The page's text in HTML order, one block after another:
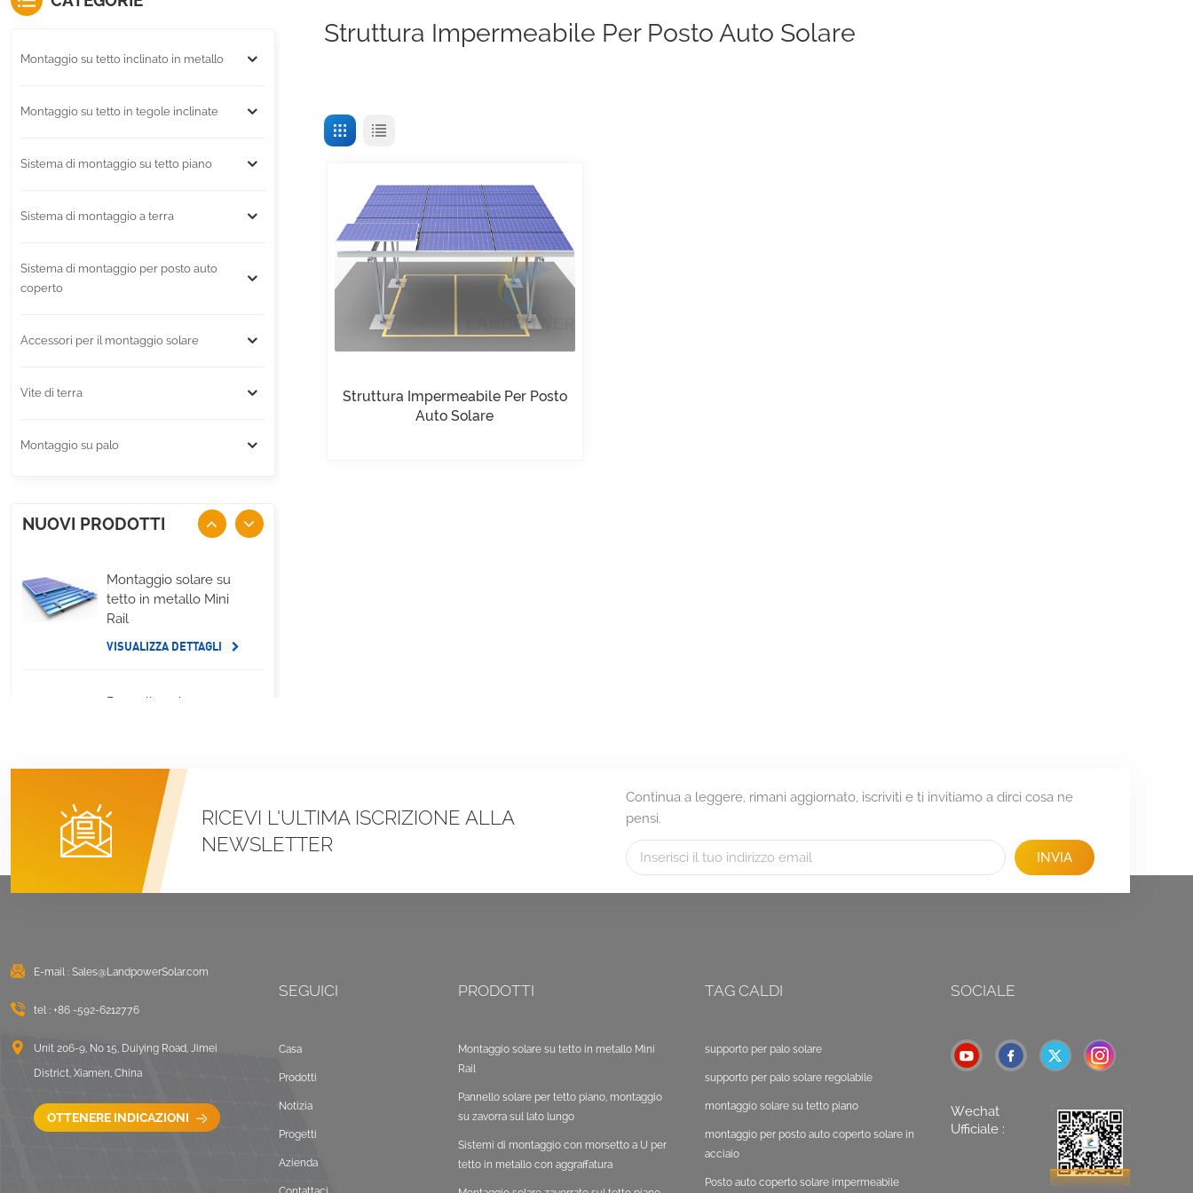
Struttura Impermeabile Per Posto Auto Solare
Struttura Impermeabile Per Posto
Auto Solare
Montaggio su tetto inclinato in metallo
Montaggio su tetto in tegole inclinate
Sistema di montaggio su tetto piano
Sistema di montaggio a terra
Sistema di montaggio per posto auto
coperto
Accessori per il montaggio solare
Vite di terra
Montaggio su palo
NUOVI PRODOTTI
Montaggio solare su
tetto in metallo Mini
Rail
VISUALIZZA DETTAGLI
Pannello solare per
VISUALIZZA DETTAGLI
Sistemi di montaggio
con morsetto a U per
tetto in metallo con
aggraffatura
VISUALIZZA DETTAGLI
zavorrato sul tetto
VISUALIZZA DETTAGLI
Sistemi di montaggio
ondulato
VISUALIZZA DETTAGLI
RICEVI L'ULTIMA ISCRIZIONE ALLA
NEWSLETTER
Continua a leggere, rimani aggiornato, iscriviti e ti invitiamo a dirci cosa ne
pensi.
INVIA
E-mail : Sales@LandpowerSolar.com
tel : +86 -592-6212776
Unit 206-9, No 15, Duiying Road, Jimei
District, Xiamen, China
OTTENERE INDICAZIONI
SEGUICI
Casa
Prodotti
Notizia
Progetti
Azienda
PRODOTTI
Montaggio solare su tetto in metallo Mini
Rail
Pannello solare per tetto piano, montaggio
su zavorra sul lato lungo
Sistemi di montaggio con morsetto a U per
tetto in metallo con aggraffatura
TAG CALDI
supporto per palo solare
supporto per palo solare regolabile
montaggio solare su tetto piano
montaggio per posto auto coperto solare in
acciaio
Posto auto coperto solare impermeabile
SOCIALE
Wechat
Ufficiale :